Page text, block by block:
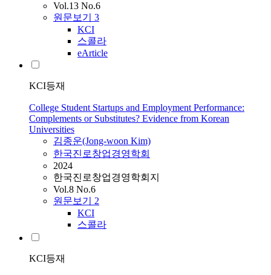
Vol.13 No.6
원문보기 3
KCI
스콜라
eArticle
KCI등재
College Student Startups and Employment Performance:
Complements or Substitutes? Evidence from Korean
Universities
김종운(Jong-woon Kim)
한국진로창업경영학회
2024
한국진로창업경영학회지
Vol.8 No.6
원문보기 2
KCI
스콜라
KCI등재